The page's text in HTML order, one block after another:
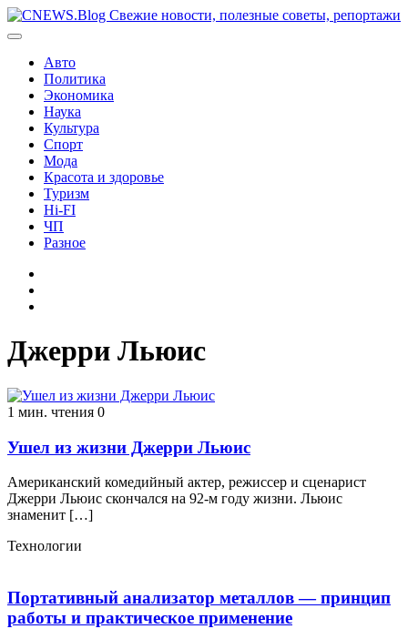
Перейти
к
Авто
Политика
Экономика
Наука
Культура
Спорт
Мода
Красота и здоровье
Туризм
Hi-FI
ЧП
Разное
Джерри Льюис
1 мин. чтения 0
Ушел из жизни Джерри Льюис
Американский комедийный актер, режиссер и сценарист
Джерри Льюис скончался на 92-м году жизни. Льюис
знаменит […]
Технологии
Портативный анализатор металлов — принцип
работы и практическое применение